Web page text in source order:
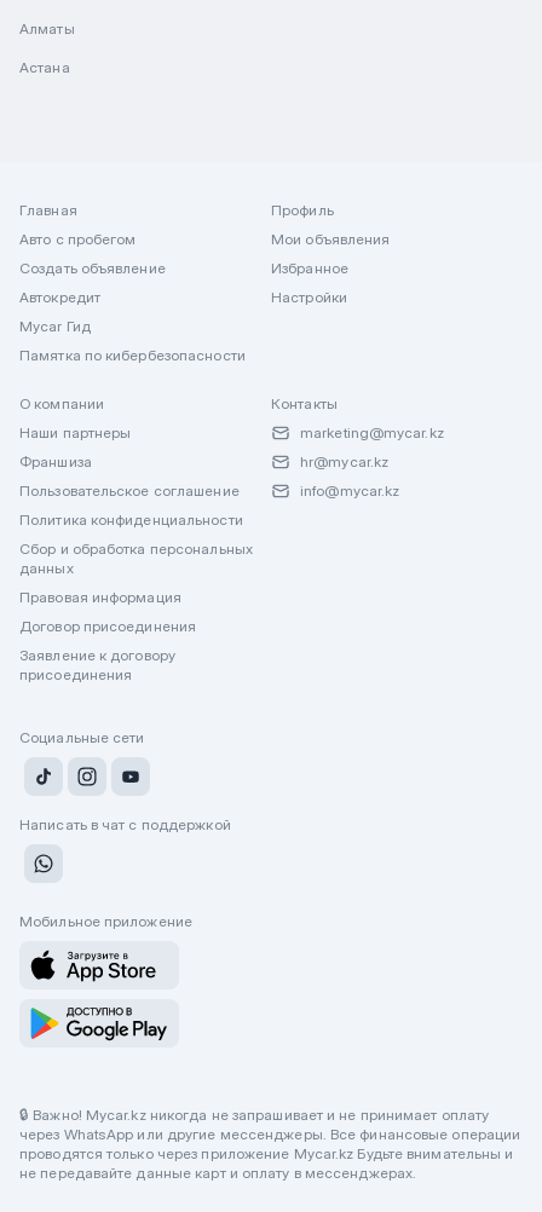
Алматы
Астана
Главная
Авто с пробегом
Создать объявление
Автокредит
Mycar Гид
Памятка по кибербезопасности
Профиль
Мои объявления
Избранное
Настройки
О компании
Наши партнеры
Франшиза
Пользовательское соглашение
Политика конфиденциальности
Сбор и обработка персональных
данных
Правовая информация
Договор присоединения
Заявление к договору
присоединения
Контакты
marketing@mycar.kz
hr@mycar.kz
info@mycar.kz
Социальные сети
Написать в чат с поддержкой
Мобильное приложение
🔒 Важно! Mycar.kz никогда не запрашивает и не принимает оплату
через WhatsApp или другие мессенджеры. Все финансовые операции
проводятся только через приложение Mycar.kz Будьте внимательны и
не передавайте данные карт и оплату в мессенджерах.